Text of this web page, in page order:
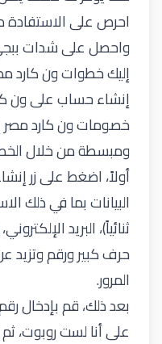
احرص على الاستفادة
واحصل على شدات
إليك خطوات ون كارد
إنشاء حساب على ون
خصومات ون كارد
ومبسطة من خلال
أولاً، اضغط على زر
البيانات بما في ذلك
ثنائياً)، البريد
المرور.
بعد ذلك، قم بإدخال
على أنا لست روبوت،